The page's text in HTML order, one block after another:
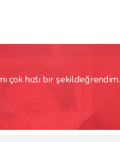
çok hızlı bir şekildeğrendim.